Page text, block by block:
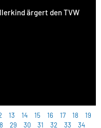
ärgert den TVW
13 14 15 16 17 18
19
29 30 31 32 33
34